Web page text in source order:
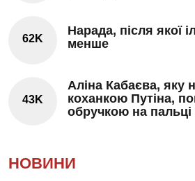
62K
Нарада, після якої
менше
43K
Аліна Кабаєва, яку
коханкою Путіна,
обручкою на пальці
НОВИНИ